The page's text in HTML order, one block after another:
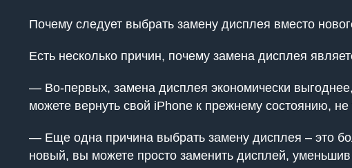
Почему следует выбрать замену дисплея вместо
Есть несколько причин, почему замена дисплея
— Во-первых, замена дисплея экономически
можете вернуть свой iPhone к прежнему состоянию, не
— Еще одна причина выбрать замену дисплея – это
новый, вы можете просто заменить дисплей,